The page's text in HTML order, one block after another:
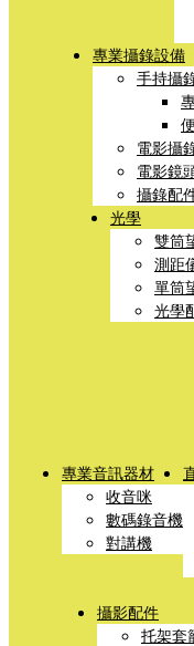
專業攝錄設備
手持攝
電影攝
電影鏡
攝錄配
光學
雙筒
測距
單筒
光學
專業音訊器材
收音咪
數碼錄音機
對講機
攝影配件
托架套